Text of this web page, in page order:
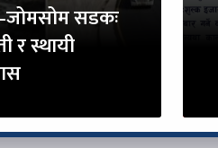
सडकः
र स्थायी